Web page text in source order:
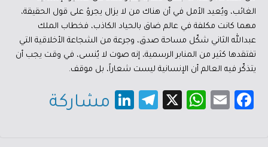
الغائب، ويُعيد الأمل في أن هناك من لا يزال يجرؤ على قول الحقيقة،
مهما كانت مكلفة في عالم ضاق بالحياد الكاذب، فخطاب الملك
عبدالله الثاني شكّل مساحة صدق، وجرعة من الشجاعة الأخلاقية التي
تفتقدها كثير من المنابر الرسمية، إنه صوت لا يُنسى، في وقت يجب أن
يتذكّر فيه العالم أن الإنسانية ليست شعاراً، بل موقف.
Fa
E
W
X
Te
Li
مشاركة